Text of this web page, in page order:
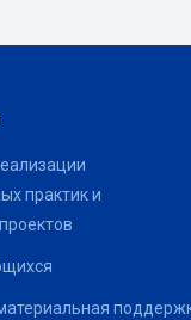
практик и